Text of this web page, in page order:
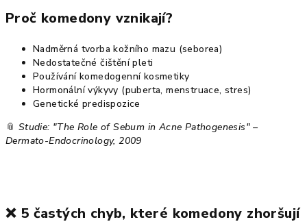
Proč komedony vznikají?
Nadměrná tvorba kožního mazu (seborea)
Nedostatečné čištění pleti
Používání komedogenní kosmetiky
Hormonální výkyvy (puberta, menstruace, stres)
Genetické predispozice
📎 Studie: "The Role of Sebum in Acne Pathogenesis" –
Dermato-Endocrinology, 2009
❌ 5 častých chyb, které komedony zhoršují